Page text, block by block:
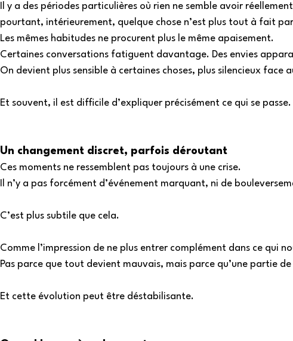
Il y a des périodes particulières où rien ne semble avoir
pourtant, intérieurement, quelque chose n’est plus tout à fait
Les mêmes habitudes ne procurent plus le même apaisement.
Certaines conversations fatiguent davantage. Des envies
On devient plus sensible à certaines choses, plus silencieux face
Et souvent, il est difficile d’expliquer précisément ce qui se passe.
Un changement discret, parfois déroutant
Ces moments ne ressemblent pas toujours à une crise.
Il n’y a pas forcément d’événement marquant, ni de
C’est plus subtile que cela.
Comme l’impression de ne plus entrer complément dans ce qui
Pas parce que tout devient mauvais, mais parce qu’une partie
Et cette évolution peut être déstabilisante.